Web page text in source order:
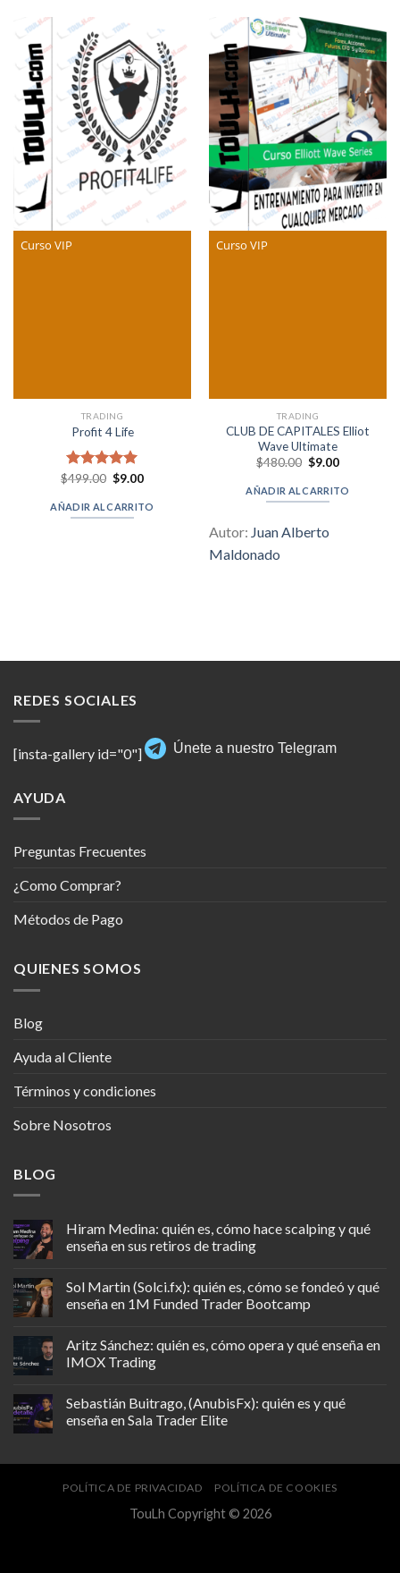
Curso VIP
TRADING
Profit 4 Life
Valorado en
$499.00 Original
was:
$499.00.
$9.00Current
is:
$9.00.
AÑADIR AL CARRITO
Curso VIP
TRADING
CLUB DE CAPITALES Elliot
Wave Ultimate
$480.00 Original
was:
$480.00.
$9.00Current
is:
$9.00.
AÑADIR AL CARRITO
Autor: Juan Alberto
Maldonado
REDES SOCIALES
[insta-gallery id="0"] Únete a nuestro Telegram
AYUDA
Preguntas Frecuentes
¿Como Comprar?
Métodos de Pago
QUIENES SOMOS
Blog
Ayuda al Cliente
Términos y condiciones
Sobre Nosotros
BLOG
Hiram Medina: quién es, cómo hace scalping y qué
enseña en sus retiros de trading
Sol Martin (Solci.fx): quién es, cómo se fondeó y qué
enseña en 1M Funded Trader Bootcamp
Aritz Sánchez: quién es, cómo opera y qué enseña en
IMOX Trading
Sebastián Buitrago, (AnubisFx): quién es y qué
enseña en Sala Trader Elite
POLÍTICA DE PRIVACIDAD POLÍTICA DE COOKIES
TouLh Copyright © 2026